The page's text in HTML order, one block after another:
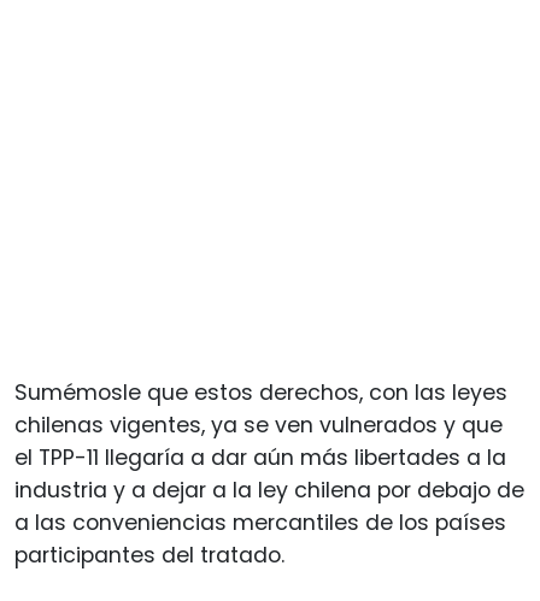
Sumémosle que estos derechos, con las leyes
chilenas vigentes, ya se ven vulnerados y que
el TPP-11 llegaría a dar aún más libertades a la
industria y a dejar a la ley chilena por debajo de
a las conveniencias mercantiles de los países
participantes del tratado.